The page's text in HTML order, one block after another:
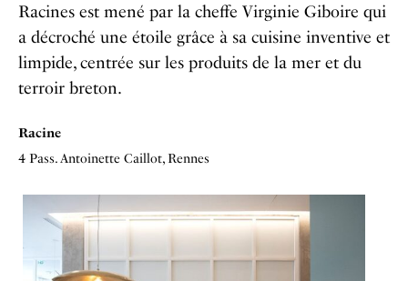
Racines est mené par la cheffe Virginie Giboire qui
a décroché une étoile grâce à sa cuisine inventive et
limpide, centrée sur les produits de la mer et du
terroir breton.
Racine
4 Pass. Antoinette Caillot, Rennes